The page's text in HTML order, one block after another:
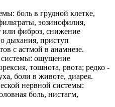
боль в грудной клетке,
эозинофилия,
фиброз, снижение
дыхания, приступ
с астмой в анамнезе.
ощущение
тошнота, рвота; редко -
боли в животе, диарея.
нервной системы:
боль, нистагм,